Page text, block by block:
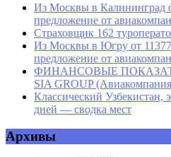
Из Москвы в Калининград
предложение от
Страховщик 162
Из Москвы в Югру от
предложение от
ФИНАНСОВЫЕ
SIA GROUP
Классический Узбекистан,
дней — сводка мест
Архивы